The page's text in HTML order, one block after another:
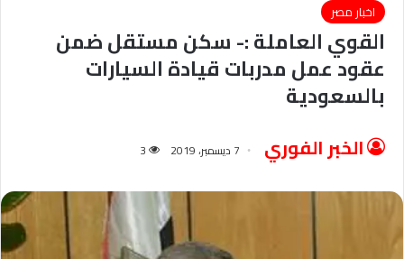
اخبار مصر
القوي العاملة :- سكن مستقل ضمن
عقود عمل مدربات قيادة السيارات
بالسعودية
الخبر الفوري 7 ديسمبر، 2019 3